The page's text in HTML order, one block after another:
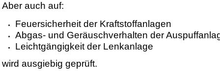
Aber auch auf:
Feuersicherheit der Kraftstoffanlagen
Abgas- und Geräuschverhalten der
Leichtgängigkeit der Lenkanlage
wird ausgiebig geprüft.